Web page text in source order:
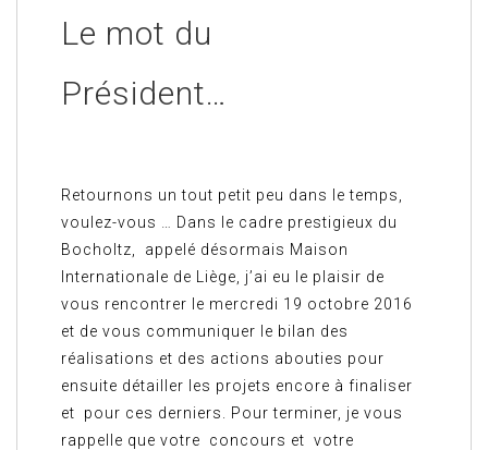
Le mot du
Président…
Retournons un tout petit peu dans le temps,
voulez-vous … Dans le cadre prestigieux du
Bocholtz, appelé désormais Maison
Internationale de Liège, j’ai eu le plaisir de
vous rencontrer le mercredi 19 octobre 2016
et de vous communiquer le bilan des
réalisations et des actions abouties pour
ensuite détailler les projets encore à finaliser
et pour ces derniers. Pour terminer, je vous
rappelle que votre concours et votre